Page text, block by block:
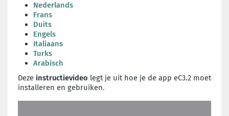
Nederlands
Frans
Duits
Engels
Italiaans
Turks
Arabisch
Deze instructievideo legt je uit hoe je de app eC3.2 moet
installeren en gebruiken.